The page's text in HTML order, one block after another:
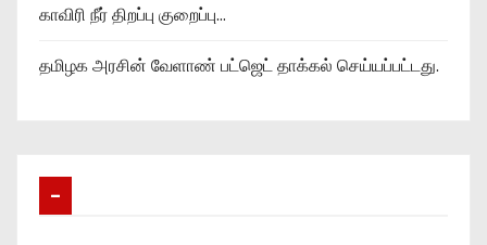
காவிரி நீர் திறப்பு குறைப்பு…
தமிழக அரசின் வேளாண் பட்ஜெட் தாக்கல் செய்யப்பட்டது.
–